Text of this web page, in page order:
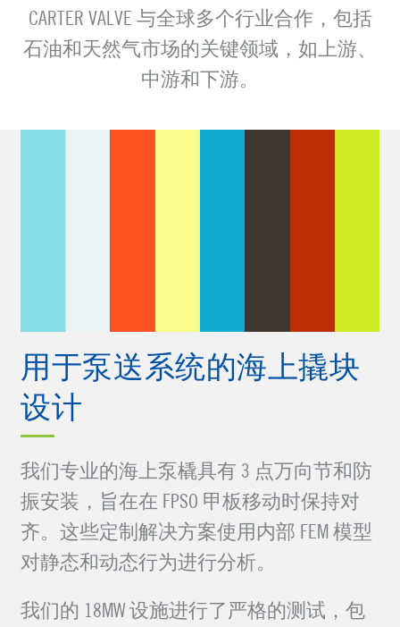
CARTER VALVE 与全球多个行业合作，包括
石油和天然气市场的关键领域，如上游、
中游和下游。
用于泵送系统的海上撬块
设计
我们专业的海上泵橇具有 3 点万向节和防
振安装，旨在在 FPSO 甲板移动时保持对
齐。这些定制解决方案使用内部 FEM 模型
对静态和动态行为进行分析。
我们的 18MW 设施进行了严格的测试，包